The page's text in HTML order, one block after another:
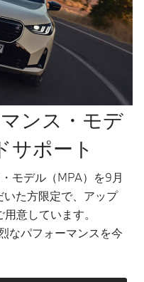
ンス・モデ
サポート
モデル（MPA）を9月
た方限定で、アップ
意しています。
なパフォーマンスを今